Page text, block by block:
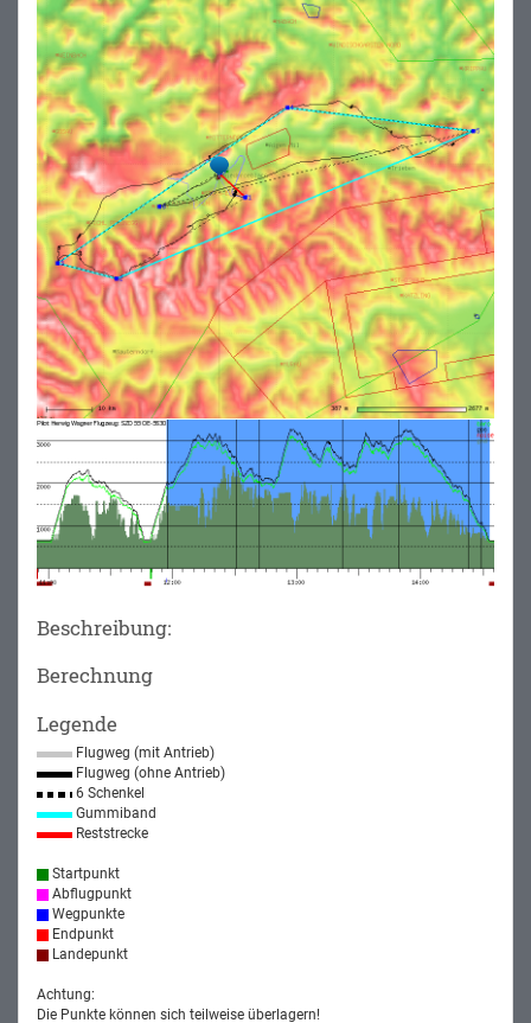
Beschreibung:
Berechnung
Legende
Flugweg (mit Antrieb)
Flugweg (ohne Antrieb)
6 Schenkel
Gummiband
Reststrecke
Startpunkt
Abflugpunkt
Wegpunkte
Endpunkt
Landepunkt
Achtung:
Die Punkte können sich teilweise überlagern!